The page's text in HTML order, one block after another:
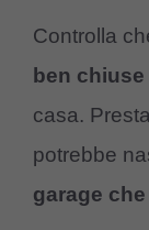
Controlla
ben chiuse
casa.
potrebbe
garage